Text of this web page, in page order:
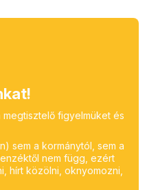
megtisztelő figyelmüket és
sem a kormánytól, sem a
nem függ, ezért
hírt közölni, oknyomozni,